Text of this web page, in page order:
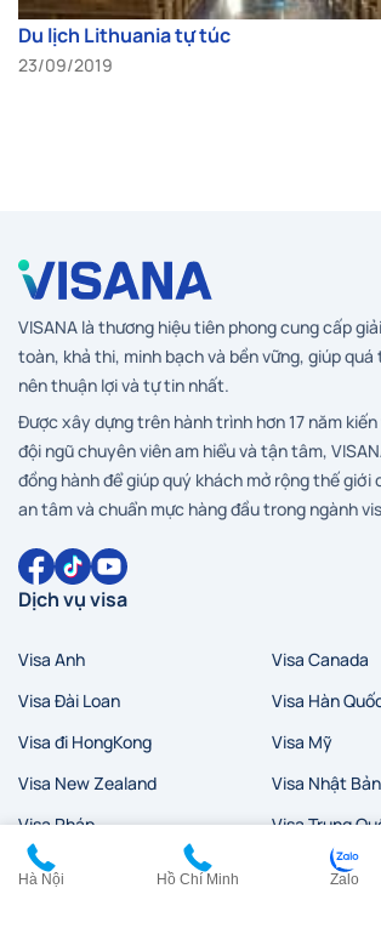
Du lịch Lithuania tự túc
23/09/2019
VISANA là thương hiệu tiên phong cung cấp
toàn, khả thi, minh bạch và bền vững, giúp
nên thuận lợi và tự tin nhất.
Được xây dựng trên hành trình hơn 17 năm
đội ngũ chuyên viên am hiểu và tận tâm,
đồng hành để giúp quý khách mở rộng thế giới
an tâm và chuẩn mực hàng đầu trong ngành
Dịch vụ visa
Visa Anh
Visa Canada
Visa Đài Loan
Visa Hàn
Visa đi HongKong
Visa Mỹ
Visa New Zealand
Visa Nhật Bản
Visa Pháp
Visa Trung
Visa Úc
Liên hệ
Hà Nội Hồ Chí Minh Zalo